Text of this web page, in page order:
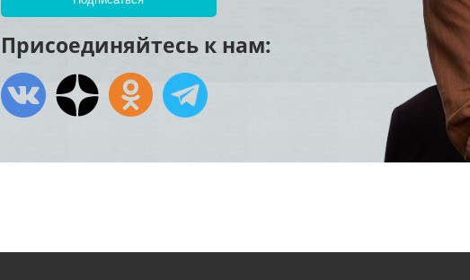
Присоединяйтесь к нам: